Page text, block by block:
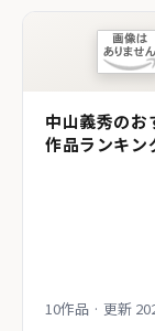
中山義秀のお
作品ランキン
10作品 · 更新